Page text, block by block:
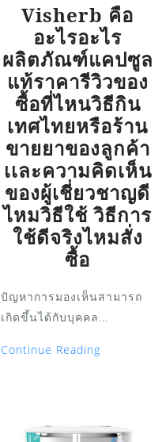
Visherb คือ
อะไรอะไร
ผลิตภัณฑ์แคปซูล
แท้ราคารีวิวของ
ซื้อที่ไหนวิธีกิน
เทศไทยหรือร้าน
ขายยาของลูกค้า
เเละความคิดเห็น
ของผู้เชี่ยวชาญดี
ไหมวิธีใช้ วิธีการ
ใช้ดีจริงไหมสั่ง
ซื้อ
ปัญหาการมองเห็นสามารถ
เกิดขึ้นได้กับบุคคล...
Continue Reading